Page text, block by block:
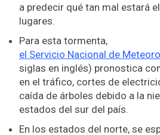
a predecir qué tan mal estará
lugares.
Para esta tormenta,
el Servicio Nacional de
siglas en inglés) pronostica
en el tráfico, cortes de
caída de árboles debido a la
estados del sur del país.
En los estados del norte, se